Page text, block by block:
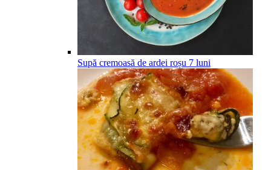
Supă cremoasă de ardei roșu 7 luni